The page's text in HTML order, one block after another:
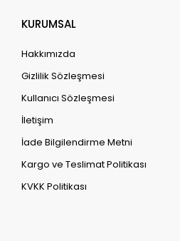
KURUMSAL
Hakkımızda
Gizlilik Sözleşmesi
Kullanıcı Sözleşmesi
İletişim
İade Bilgilendirme Metni
Kargo ve Teslimat Politikası
KVKK Politikası